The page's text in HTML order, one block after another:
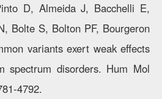
D, Almeida J, Bacchelli E,
Bolte S, Bolton PF, Bourgeron
variants exert weak effects
spectrum disorders. Hum Mol
4792.